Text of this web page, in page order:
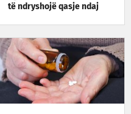
të ndryshojë qasje ndaj